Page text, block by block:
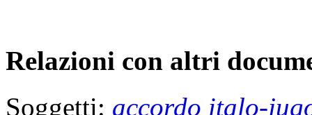
Relazioni con altri
Soggetti: accordo italo-